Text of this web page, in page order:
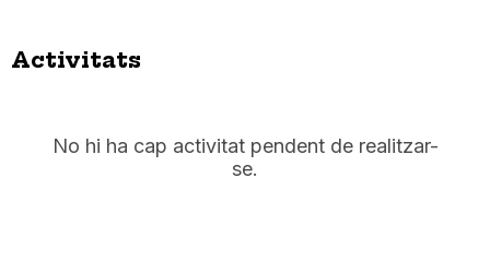
Activitats
No hi ha cap activitat pendent de realitzar-
se.